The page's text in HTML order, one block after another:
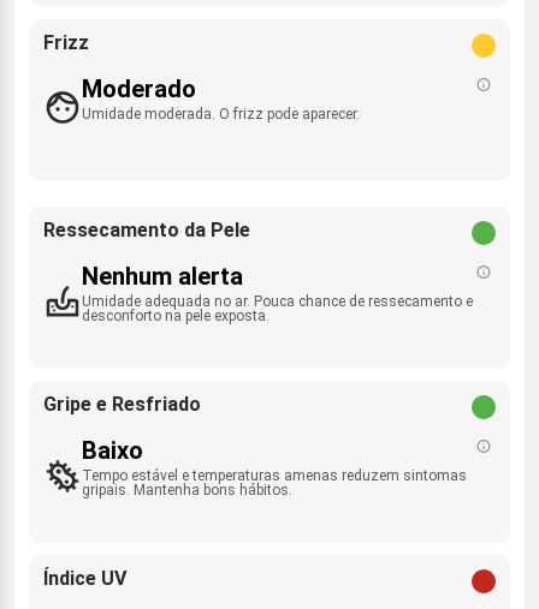
Frizz
Moderado
Umidade moderada. O frizz pode aparecer.
Ressecamento da Pele
Nenhum alerta
Umidade adequada no ar. Pouca chance de ressecamento e
desconforto na pele exposta.
Gripe e Resfriado
Baixo
Tempo estável e temperaturas amenas reduzem sintomas
gripais. Mantenha bons hábitos.
Índice UV